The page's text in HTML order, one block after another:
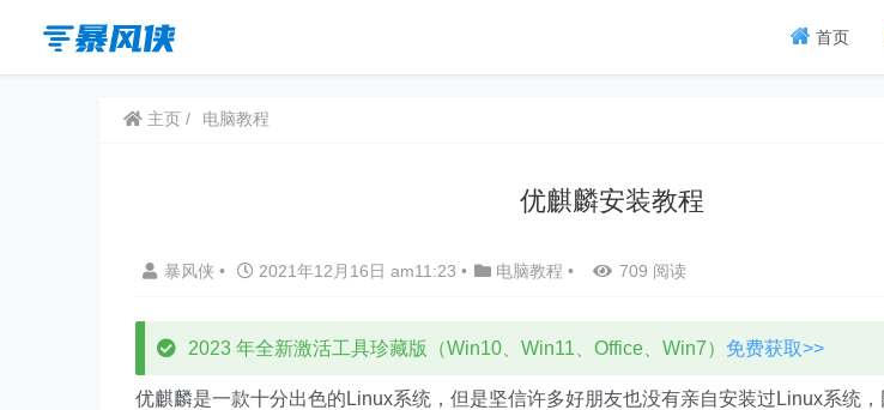
首页
主页 电脑教程
优麒麟安装教程
暴风侠 • 2021年12月16日 am11:23 • 电脑教程 • 709 阅读
2023 年全新激活工具珍藏版（Win10、Win11、Office、Win7） 免费获取>>
优麒麟是一款十分出色的Linux系统，但是坚信许多好朋友也没有亲自安装过Linux系统